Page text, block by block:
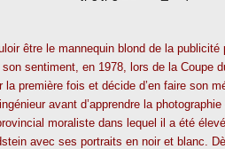
être le mannequin blond de la
sentiment, en 1978, lors de la Coupe
la première fois et décide d’en faire son
avant d’apprendre la
moraliste dans lequel il a été
avec ses portraits en noir et blanc.